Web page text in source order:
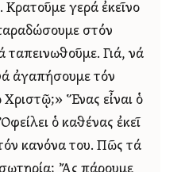
γερά ἐκεῖνο
στόν
ταπεινωθοῦμε. Γιά, νά
ἀγαπήσουμε τόν
Ἕνας εἶναι ὁ
ὁ καθένας ἐκεῖ
κανόνα του. Πῶς τά